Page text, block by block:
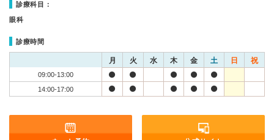
診療科目：
眼科
診療時間
月 火 水 木 金 土 日 祝
09:00-13:00
14:00-17:00